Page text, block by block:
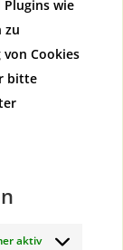
wie
zu
Cookies
bitte
aktiv